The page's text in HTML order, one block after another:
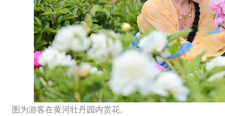
图为游客在黄河牡丹园内赏花。